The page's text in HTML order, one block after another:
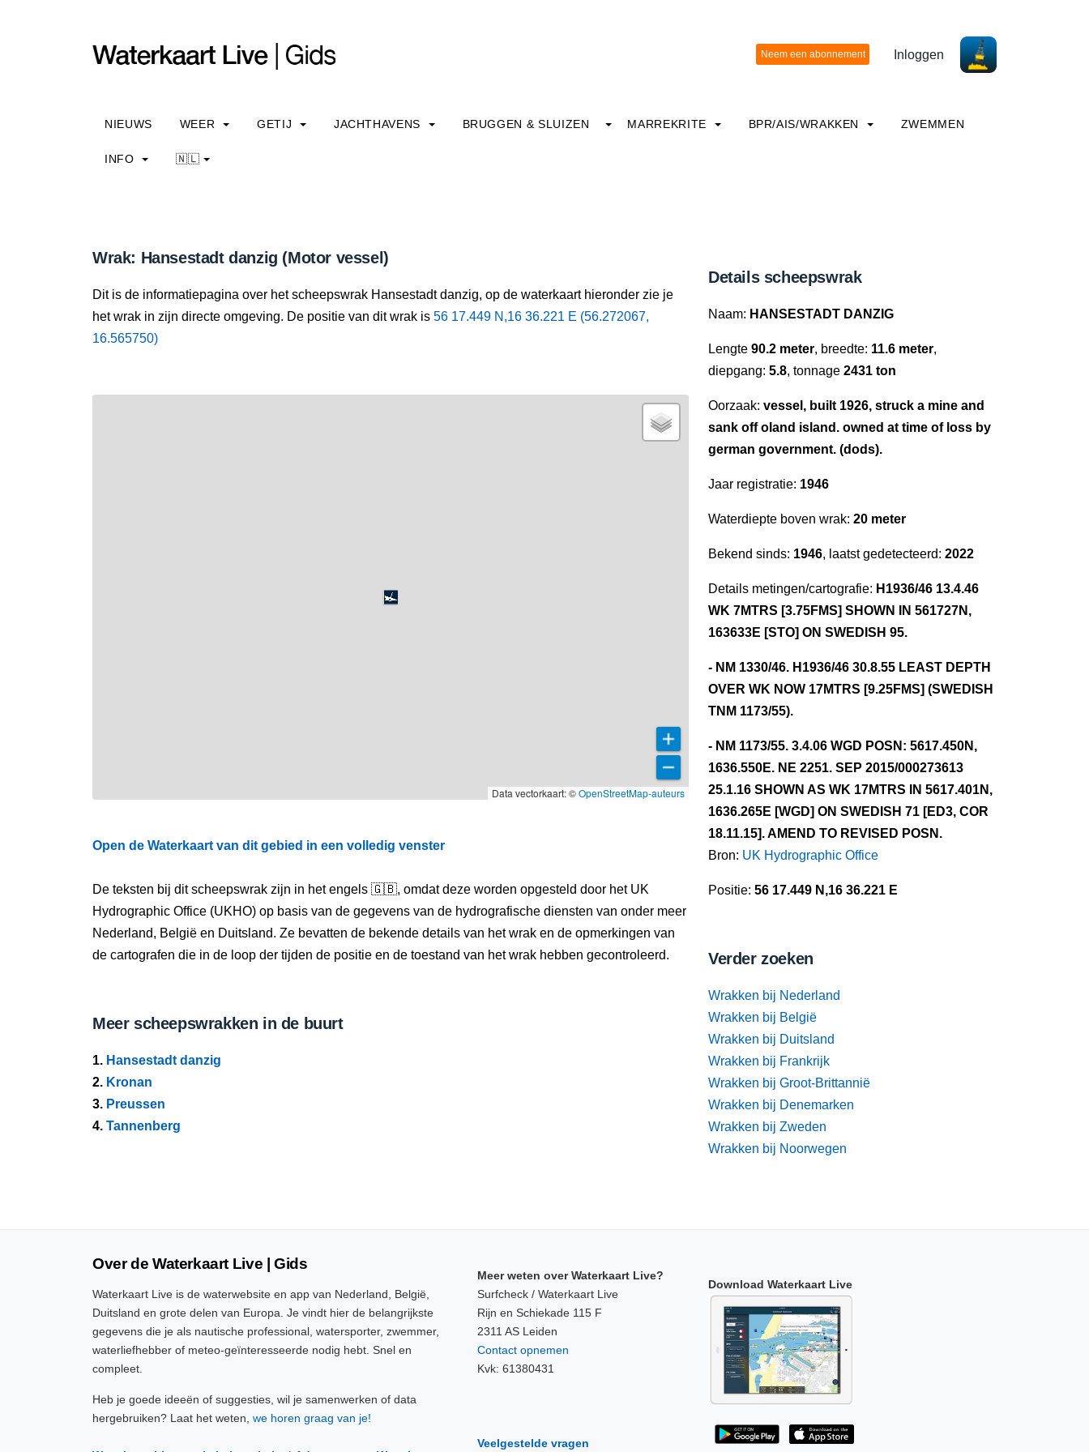
Inloggen
NIEUWS WEER GETIJ JACHTHAVENS BRUGGEN & SLUIZEN MARREKRITE BPR/AIS/WRAKKEN ZWEMMEN
INFO 🇳🇱
Wrak: Hansestadt danzig (Motor vessel)
Dit is de informatiepagina over het scheepswrak Hansestadt danzig, op de waterkaart hieronder zie je
het wrak in zijn directe omgeving. De positie van dit wrak is 56 17.449 N,16 36.221 E (56.272067,
16.565750)
Data vectorkaart: ©OpenStreetMap-auteurs
Open de Waterkaart van dit gebied in een volledig venster
De teksten bij dit scheepswrak zijn in het engels 🇬🇧, omdat deze worden opgesteld door het UK
Hydrographic Office (UKHO) op basis van de gegevens van de hydrografische diensten van onder meer
Nederland, België en Duitsland. Ze bevatten de bekende details van het wrak en de opmerkingen van
de cartografen die in de loop der tijden de positie en de toestand van het wrak hebben gecontroleerd.
Meer scheepswrakken in de buurt
1. Hansestadt danzig
2. Kronan
3. Preussen
4. Tannenberg
Details scheepswrak
Naam: HANSESTADT DANZIG
Lengte 90.2 meter, breedte: 11.6 meter,
diepgang: 5.8, tonnage 2431 ton
Oorzaak: vessel, built 1926, struck a mine and
sank off oland island. owned at time of loss by
german government. (dods).
Jaar registratie: 1946
Waterdiepte boven wrak: 20 meter
Bekend sinds: 1946, laatst gedetecteerd: 2022
Details metingen/cartografie: H1936/46 13.4.46
WK 7MTRS [3.75FMS] SHOWN IN 561727N,
163633E [STO] ON SWEDISH 95.
- NM 1330/46. H1936/46 30.8.55 LEAST DEPTH
OVER WK NOW 17MTRS [9.25FMS] (SWEDISH
TNM 1173/55).
- NM 1173/55. 3.4.06 WGD POSN: 5617.450N,
1636.550E. NE 2251. SEP 2015/000273613
25.1.16 SHOWN AS WK 17MTRS IN 5617.401N,
1636.265E [WGD] ON SWEDISH 71 [ED3, COR
18.11.15]. AMEND TO REVISED POSN.
Bron: UK Hydrographic Office
Positie: 56 17.449 N,16 36.221 E
Verder zoeken
Wrakken bij Nederland
Wrakken bij België
Wrakken bij Duitsland
Wrakken bij Frankrijk
Wrakken bij Groot-Brittannië
Wrakken bij Denemarken
Wrakken bij Zweden
Wrakken bij Noorwegen
Over de Waterkaart Live | Gids
Waterkaart Live is de waterwebsite en app van Nederland, België,
Duitsland en grote delen van Europa. Je vindt hier de belangrijkste
gegevens die je als nautische professional, watersporter, zwemmer,
waterliefhebber of meteo-geïnteresseerde nodig hebt. Snel en
compleet.
Heb je goede ideeën of suggesties, wil je samenwerken of data
hergebruiken? Laat het weten, we horen graag van je!
Meer weten over Waterkaart Live?
Surfcheck / Waterkaart Live
Rijn en Schiekade 115 F
2311 AS Leiden
Contact opnemen
Kvk: 61380431
Veelgestelde vragen
Download Waterkaart Live